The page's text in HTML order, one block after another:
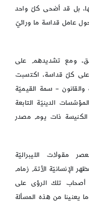
بل قد أضحى كلّ واحد
عامل قداسة ما ورائيّ
ومع تشديدهم على
على كلّ قداسة، اكتسبت
– سمة القيميّة
الدينيّة التابعة
الكنيسة ذات يوم مصدر
مقولات الليبراليّة
الإنسانيّة الأتمّ زمام
أصحاب تلك الرؤى على
من هذه المسألة